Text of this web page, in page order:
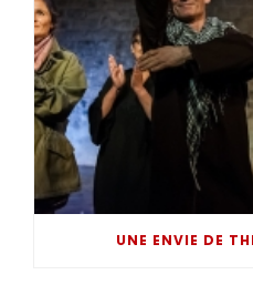
UNE ENVIE DE